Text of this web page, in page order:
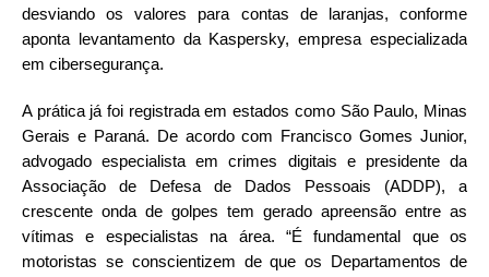
desviando os valores para contas de laranjas, conforme
aponta levantamento da Kaspersky, empresa especializada
em cibersegurança.
A prática já foi registrada em estados como São Paulo, Minas
Gerais e Paraná. De acordo com Francisco Gomes Junior,
advogado especialista em crimes digitais e presidente da
Associação de Defesa de Dados Pessoais (ADDP), a
crescente onda de golpes tem gerado apreensão entre as
vítimas e especialistas na área. “É fundamental que os
motoristas se conscientizem de que os Departamentos de